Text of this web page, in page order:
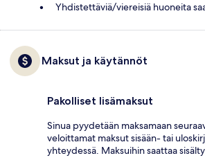
Yhdistettäviä/viereisiä huoneita
Maksut ja käytännöt
Pakolliset lisämaksut
Sinua pyydetään maksamaan
veloittamat maksut sisään- tai
yhteydessä. Maksuihin saattaa